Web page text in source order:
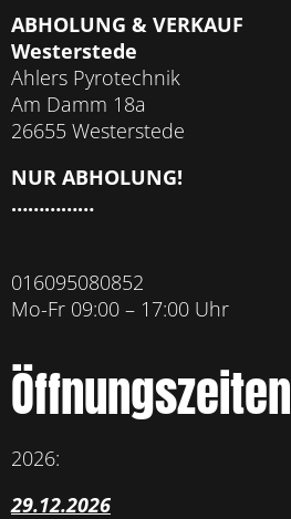
ABHOLUNG & VERKAUF
Westerstede
Ahlers Pyrotechnik
Am Damm 18a
26655 Westerstede
NUR ABHOLUNG!
……………
016095080852
Mo-Fr 09:00 – 17:00 Uhr
Öffnungszeiten
2026:
29.12.2026